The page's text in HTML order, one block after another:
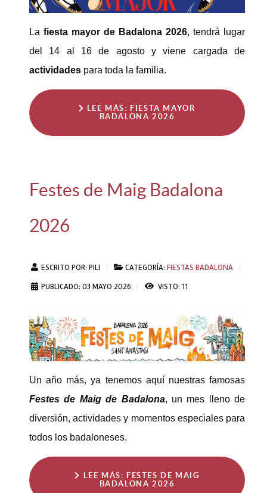
La fiesta mayor de Badalona 2026, tendrá lugar
del 14 al 16 de agosto y viene cargada de
actividades para toda la familia.
LEE MÁS: FIESTA MAYOR
BADALONA 2026
Festes de Maig Badalona
2026
ESCRITO POR: PILI CATEGORÍA: FIESTAS BADALONA
PUBLICADO: 03 MAYO 2026
VISTO: 11
Un año más, ya tenemos aquí nuestras famosas
Festes de Maig de Badalona, un mes lleno de
diversión, actividades y momentos especiales para
todos los badaloneses.
LEE MÁS: FESTES DE MAIG
BADALONA 2026